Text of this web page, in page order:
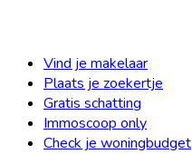
Vind je makelaar
Plaats je zoekertje
Gratis schatting
Immoscoop only
Check je woningbudget